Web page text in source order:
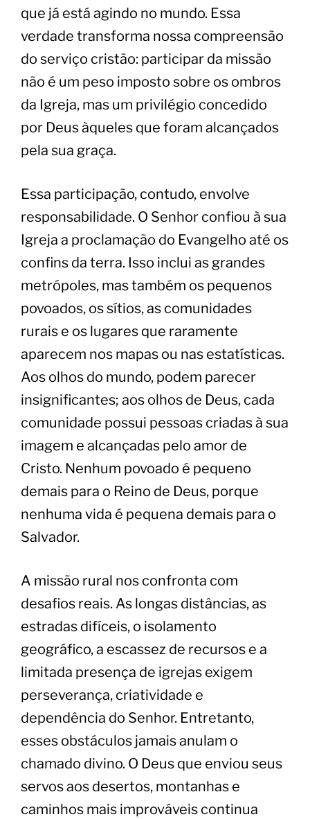
que já está agindo no mundo. Essa
verdade transforma nossa compreensão
do serviço cristão: participar da missão
não é um peso imposto sobre os ombros
da Igreja, mas um privilégio concedido
por Deus àqueles que foram alcançados
pela sua graça.
Essa participação, contudo, envolve
responsabilidade. O Senhor confiou à sua
Igreja a proclamação do Evangelho até os
confins da terra. Isso inclui as grandes
metrópoles, mas também os pequenos
povoados, os sítios, as comunidades
rurais e os lugares que raramente
aparecem nos mapas ou nas estatísticas.
Aos olhos do mundo, podem parecer
insignificantes; aos olhos de Deus, cada
comunidade possui pessoas criadas à sua
imagem e alcançadas pelo amor de
Cristo. Nenhum povoado é pequeno
demais para o Reino de Deus, porque
nenhuma vida é pequena demais para o
Salvador.
A missão rural nos confronta com
desafios reais. As longas distâncias, as
estradas difíceis, o isolamento
geográfico, a escassez de recursos e a
limitada presença de igrejas exigem
perseverança, criatividade e
dependência do Senhor. Entretanto,
esses obstáculos jamais anulam o
chamado divino. O Deus que enviou seus
servos aos desertos, montanhas e
caminhos mais improváveis continua